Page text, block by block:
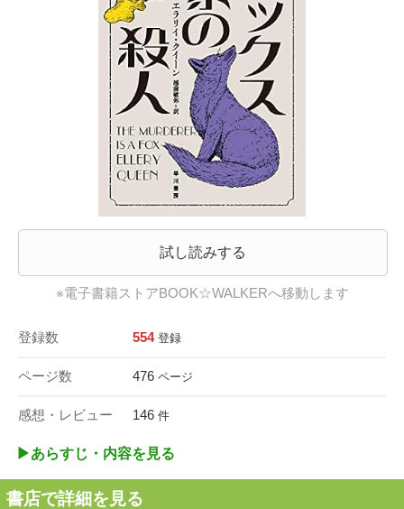
試し読みする
※電子書籍ストアBOOK☆WALKERへ移動します
登録数 554 登録
ページ数 476 ページ
感想・レビュー 146 件
▶︎あらすじ・内容を見る
書店で詳細を見る